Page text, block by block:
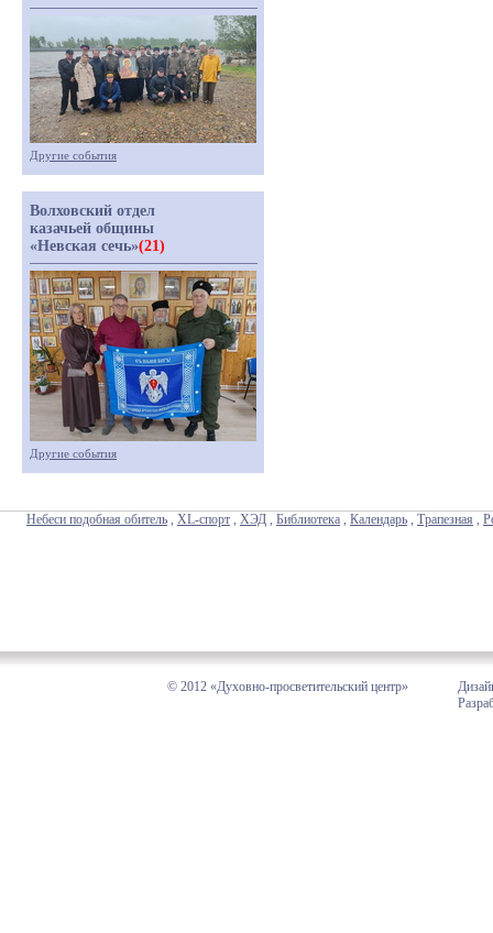
Другие события
Волховский отдел
казачьей общины
«Невская сечь»(21)
Другие события
Небеси подобная обитель , XL-спорт , ХЭД , Библиотека , Календарь , Трапезная ,
© 2012 «Духовно-просветительский центр»